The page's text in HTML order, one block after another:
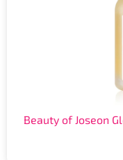
Beauty of Joseon